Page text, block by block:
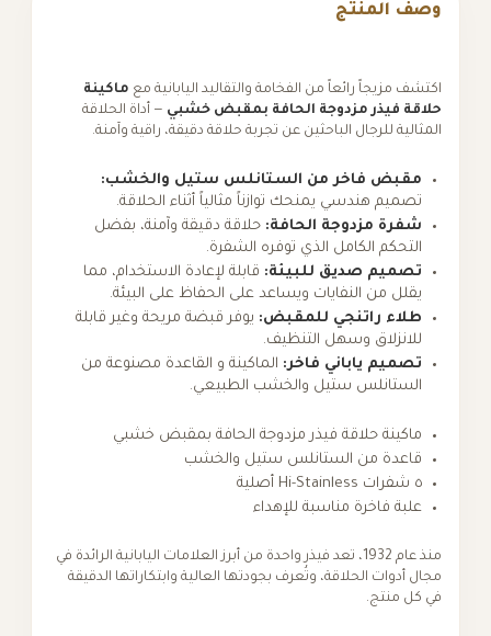
وصف المنتج
اكتشف مزيجاً رائعاً من الفخامة والتقاليد اليابانية مع ماكينة
حلاقة فيذر مزدوجة الحافة بمقبض خشبي — أداة الحلاقة
المثالية للرجال الباحثين عن تجربة حلاقة دقيقة، راقية وآمنة.
مقبض فاخر من الستانلس ستيل والخشب:
تصميم هندسي يمنحك توازناً مثالياً أثناء الحلاقة.
شفرة مزدوجة الحافة: حلاقة دقيقة وآمنة، بفضل
التحكم الكامل الذي توفره الشفرة.
تصميم صديق للبيئة: قابلة لإعادة الاستخدام، مما
يقلل من النفايات ويساعد على الحفاظ على البيئة.
طلاء راتنجي للمقبض: يوفر قبضة مريحة وغير قابلة
للانزلاق وسهل التنظيف.
تصميم ياباني فاخر: الماكينة و القاعدة مصنوعة من
الستانلس ستيل والخشب الطبيعي.
ماكينة حلاقة فيذر مزدوجة الحافة بمقبض خشبي
قاعدة من الستانلس ستيل والخشب
٥ شفرات Hi-Stainless أصلية
علبة فاخرة مناسبة للإهداء
منذ عام 1932، تعد فيذر واحدة من أبرز العلامات اليابانية الرائدة في
مجال أدوات الحلاقة، وتُعرف بجودتها العالية وابتكاراتها الدقيقة
في كل منتج.